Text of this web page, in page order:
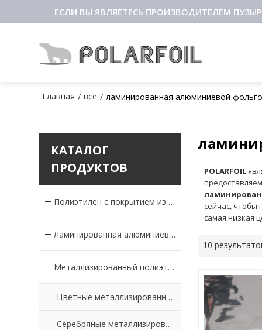
ЕСЛИ ВЫ ЯВЛЯЕТЕСЬ ПРОИЗВОДИТЕЛЕМ
Главная / все / ламинированная алюминиевой
КАТАЛОГ
ПРОДУКТОВ
Полиэтилен с покрытием из алюминиевой фольги
Ламинированная алюминиевая фольга
Металлизированный полиэтилен с покрытием из ПЭТ-пленки
Цветные металлизированные ПЭТ-пленки с покрытием из ПЭ
Серебряные металлизированные ПЭТ-пленки с покрытием PE
POLARFOIL
сейчас, чтобы
самая низкая
10